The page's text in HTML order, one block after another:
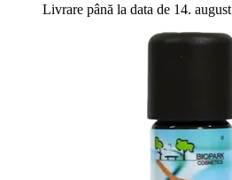
Livrare până la data de 14. august